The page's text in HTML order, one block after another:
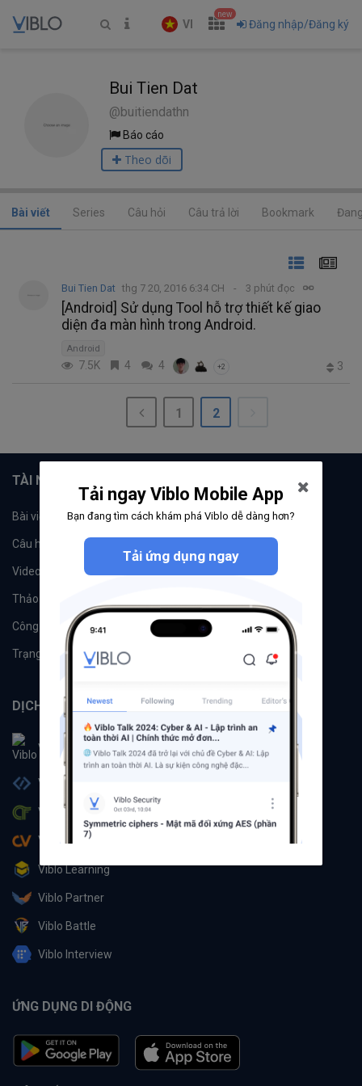
VI
new
Đăng nhập/Đăng ký
Bui Tien Dat
@buitiendathn
Báo cáo
Theo dõi
Bài viết Series Câu hỏi Câu trả lời Bookmark
Bui Tien Dat thg 7 20, 2016 6:34 CH 3 phút đọc
[Android] Sử dụng Tool hỗ trợ thiết kế giao
diện đa màn hình trong Android.
Android
7.5K 4 4 +2 3
1 2
TÀI NGUYÊN
Bài viết Tổ chức
Câu hỏi
Videos
Thảo luận
Công cụ Machine Learning
Trạng thái hệ thống
DỊCH VỤ
Viblo
Viblo Code
Viblo CTF
Viblo CV
Viblo Learning
Viblo Partner
Viblo Battle
Viblo Interview
ỨNG DỤNG DI ĐỘNG
Tải ngay Viblo Mobile App
Bạn đang tìm cách khám phá Viblo dễ dàng hơn?
Tải ứng dụng ngay